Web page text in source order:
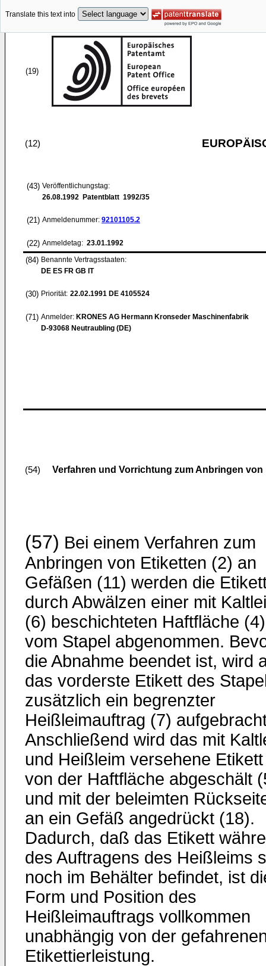
Translate this text into
(19)
(12)
(43) Veröffentlichungstag:
26.08.1992 Patentblatt 1992/35
(21) Anmeldenummer: 92101105.2
(22) Anmeldetag: 23.01.1992
(84) Benannte Vertragsstaaten:
DE ES FR GB IT
(30) Priorität: 22.02.1991 DE 4105524
(71) Anmelder: KRONES AG Hermann Kronseder Maschinenfabrik
D-93068 Neutraubling (DE)
(54) Verfahren und Vorrichtung zum Anbringen von
(57) Bei einem Verfahren zum
Anbringen von Etiketten (2) an
Gefäßen (11) werden die
durch Abwälzen einer mit
(6) beschichteten Haftfläche (4)
vom Stapel abgenommen.
die Abnahme beendet ist, wird
das vorderste Etikett des
zusätzlich ein begrenzter
Heißleimauftrag (7)
Anschließend wird das mit
und Heißleim versehene Etikett
von der Haftfläche abgeschält
und mit der beleimten
an ein Gefäß angedrückt (18).
Dadurch, daß das Etikett
des Auftragens des Heißleims
noch im Behälter befindet, ist
Form und Position des
Heißleimauftrags vollkommen
unabhängig von der
Etikettierleistung.